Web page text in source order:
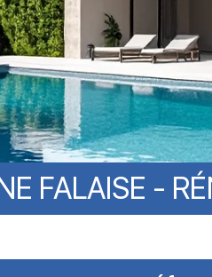
FALAISE -